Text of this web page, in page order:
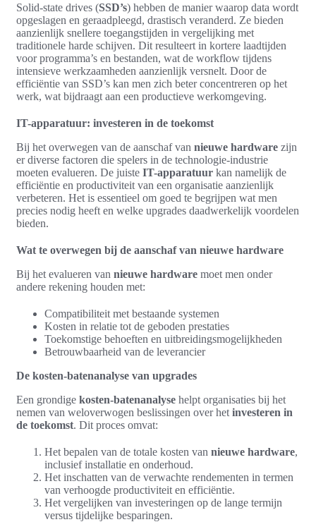
Solid-state drives (SSD’s) hebben de manier waarop data wordt
opgeslagen en geraadpleegd, drastisch veranderd. Ze bieden
aanzienlijk snellere toegangstijden in vergelijking met
traditionele harde schijven. Dit resulteert in kortere laadtijden
voor programma’s en bestanden, wat de workflow tijdens
intensieve werkzaamheden aanzienlijk versnelt. Door de
efficiëntie van SSD’s kan men zich beter concentreren op het
werk, wat bijdraagt aan een productieve werkomgeving.
IT-apparatuur: investeren in de toekomst
Bij het overwegen van de aanschaf van nieuwe hardware zijn
er diverse factoren die spelers in de technologie-industrie
moeten evalueren. De juiste IT-apparatuur kan namelijk de
efficiëntie en productiviteit van een organisatie aanzienlijk
verbeteren. Het is essentieel om goed te begrijpen wat men
precies nodig heeft en welke upgrades daadwerkelijk voordelen
bieden.
Wat te overwegen bij de aanschaf van nieuwe hardware
Bij het evalueren van nieuwe hardware moet men onder
andere rekening houden met:
Compatibiliteit met bestaande systemen
Kosten in relatie tot de geboden prestaties
Toekomstige behoeften en uitbreidingsmogelijkheden
Betrouwbaarheid van de leverancier
De kosten-batenanalyse van upgrades
Een grondige kosten-batenanalyse helpt organisaties bij het
nemen van weloverwogen beslissingen over het investeren in
de toekomst. Dit proces omvat:
Het bepalen van de totale kosten van nieuwe hardware,
inclusief installatie en onderhoud.
Het inschatten van de verwachte rendementen in termen
van verhoogde productiviteit en efficiëntie.
Het vergelijken van investeringen op de lange termijn
versus tijdelijke besparingen.